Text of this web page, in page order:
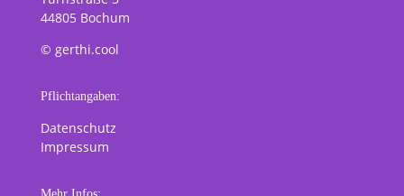
44805 Bochum
© gerthi.cool
Pflichtangaben:
Datenschutz
Impressum